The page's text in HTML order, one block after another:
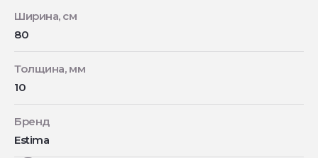
Ширина, см
80
Толщина, мм
10
Бренд
Estima